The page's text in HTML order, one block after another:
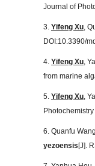
Journal of
3. Yifeng Xu,
DOI:10.3390/
4. Yifeng Xu,
from marine
5. Yifeng Xu,
6. Quanfu
yezoensis [J].